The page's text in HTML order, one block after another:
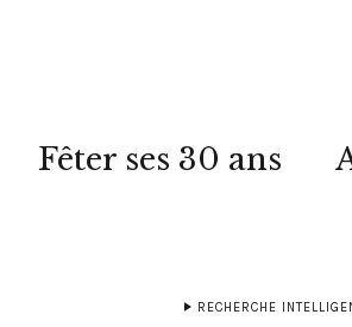
Fêter ses 30 ans
RECHERCHE